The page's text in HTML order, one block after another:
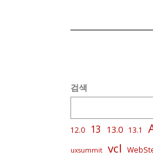
검색
12.0 13 13.0 13.1
uxsummit vcl